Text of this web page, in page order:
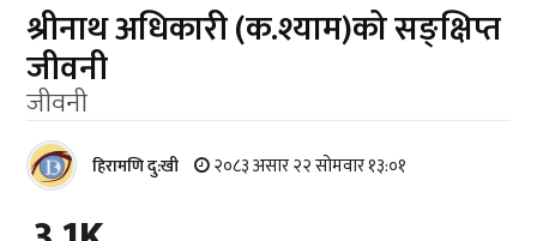
श्रीनाथ अधिकारी (क.श्याम)को सङ्क्षिप्त
जीवनी
जीवनी
हिरामणि दु:खी २०८३ असार २२ सोमवार १३:०१